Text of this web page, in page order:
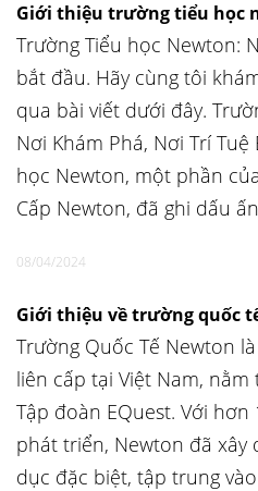
Giới thiệu trường tiểu học
Trường Tiểu học Newton:
bắt đầu. Hãy cùng tôi
qua bài viết dưới đây.
Nơi Khám Phá, Nơi Trí
học Newton, một phần
Cấp Newton, đã ghi dấu
08/04/2024
Giới thiệu về trường quốc
Trường Quốc Tế Newton
liên cấp tại Việt Nam,
Tập đoàn EQuest. Với
phát triển, Newton đã xây
dục đặc biệt, tập trung